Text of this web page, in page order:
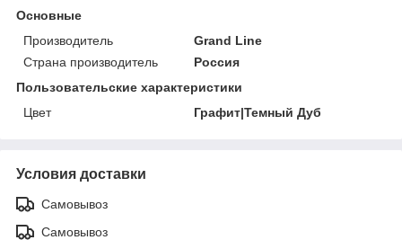
Основные
Производитель
Grand Line
Страна производитель
Россия
Пользовательские характеристики
Цвет
Графит|Темный Дуб
Условия доставки
Самовывоз
Самовывоз